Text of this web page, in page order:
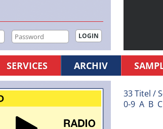
SERVICES ARCHIV
33 Titel /
0-9 A B C